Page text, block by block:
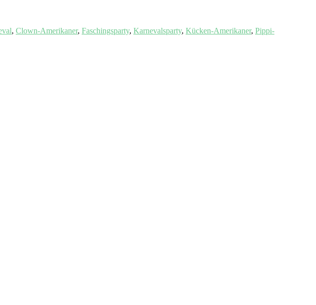
, Clown-Amerikaner, Faschingsparty, Karnevalsparty, Kücken-Amerikaner, Pippi-